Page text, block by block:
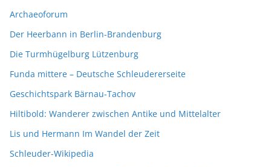
Archaeoforum
Der Heerbann in Berlin-Brandenburg
Die Turmhügelburg Lützenburg
Funda mittere – Deutsche Schleudererseite
Geschichtspark Bärnau-Tachov
Hiltibold: Wanderer zwischen Antike und Mittelalter
Lis und Hermann Im Wandel der Zeit
Schleuder-Wikipedia